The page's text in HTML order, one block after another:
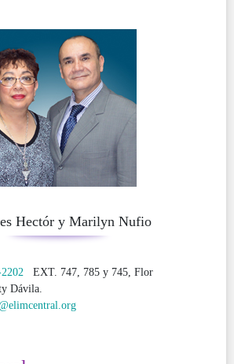
Hectór y Marilyn Nufio
EXT. 747, 785 y 745, Flor
Dávila.